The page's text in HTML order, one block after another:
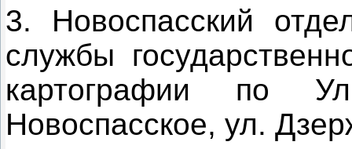
3. Новоспасский
службы
картографии по
Новоспасское, ул.